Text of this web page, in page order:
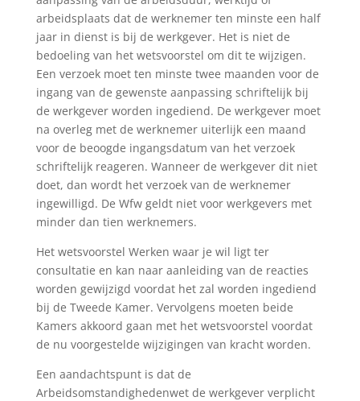
arbeidsplaats dat de werknemer ten minste een half
jaar in dienst is bij de werkgever. Het is niet de
bedoeling van het wetsvoorstel om dit te wijzigen.
Een verzoek moet ten minste twee maanden voor de
ingang van de gewenste aanpassing schriftelijk bij
de werkgever worden ingediend. De werkgever moet
na overleg met de werknemer uiterlijk een maand
voor de beoogde ingangsdatum van het verzoek
schriftelijk reageren. Wanneer de werkgever dit niet
doet, dan wordt het verzoek van de werknemer
ingewilligd. De Wfw geldt niet voor werkgevers met
minder dan tien werknemers.
Het wetsvoorstel Werken waar je wil ligt ter
consultatie en kan naar aanleiding van de reacties
worden gewijzigd voordat het zal worden ingediend
bij de Tweede Kamer. Vervolgens moeten beide
Kamers akkoord gaan met het wetsvoorstel voordat
de nu voorgestelde wijzigingen van kracht worden.
Een aandachtspunt is dat de
Arbeidsomstandighedenwet de werkgever verplicht